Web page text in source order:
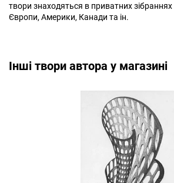
твори знаходяться в приватних зібраннях
Європи, Америки, Канади та ін.
Інші твори автора у магазині